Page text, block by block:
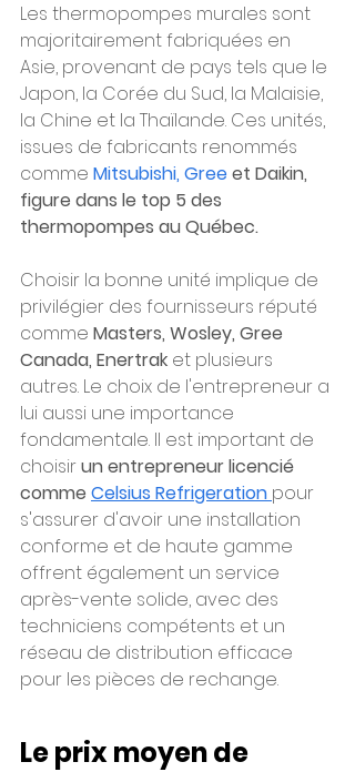
Les thermopompes murales sont
majoritairement fabriquées en
Asie, provenant de pays tels que le
Japon, la Corée du Sud, la Malaisie,
la Chine et la Thaïlande. Ces unités,
issues de fabricants renommés
comme Mitsubishi, Gree et Daikin,
figure dans le top 5 des
thermopompes au Québec.
Choisir la bonne unité implique de
privilégier des fournisseurs réputé
comme Masters, Wosley, Gree
Canada, Enertrak et plusieurs
autres. Le choix de l'entrepreneur a
lui aussi une importance
fondamentale. Il est important de
choisir un entrepreneur licencié
comme Celsius Refrigeration pour
s'assurer d'avoir une installation
conforme et de haute gamme
offrent également un service
après-vente solide, avec des
techniciens compétents et un
réseau de distribution efficace
pour les pièces de rechange.
Le prix moyen de